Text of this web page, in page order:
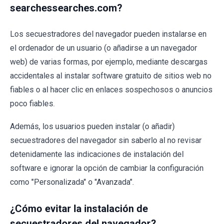
searchessearches.com?
Los secuestradores del navegador pueden instalarse en
el ordenador de un usuario (o añadirse a un navegador
web) de varias formas, por ejemplo, mediante descargas
accidentales al instalar software gratuito de sitios web no
fiables o al hacer clic en enlaces sospechosos o anuncios
poco fiables.
Además, los usuarios pueden instalar (o añadir)
secuestradores del navegador sin saberlo al no revisar
detenidamente las indicaciones de instalación del
software e ignorar la opción de cambiar la configuración
como "Personalizada" o "Avanzada".
¿Cómo evitar la instalación de